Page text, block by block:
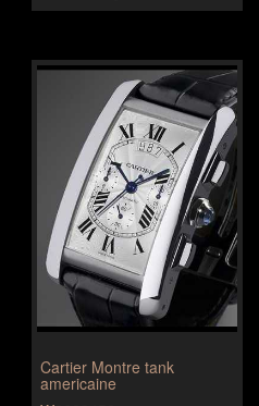
Cartier Montre tank
americaine